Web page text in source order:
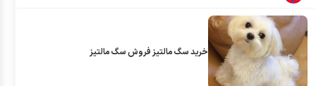
خرید سگ مالتیز فروش سگ مالتیز